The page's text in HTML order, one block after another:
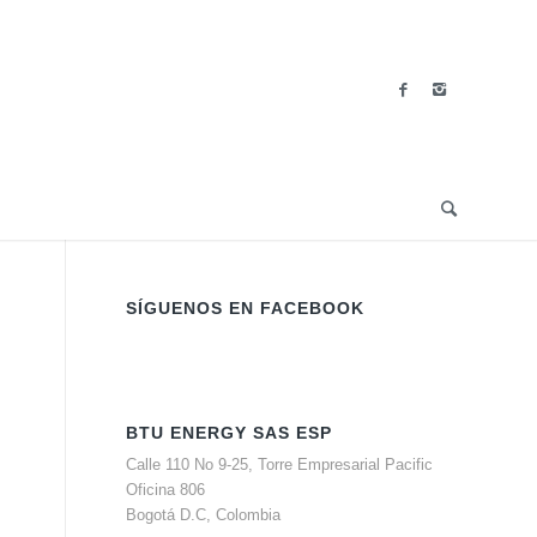
SÍGUENOS EN FACEBOOK
BTU ENERGY SAS ESP
Calle 110 No 9-25, Torre Empresarial Pacific
Oficina 806
Bogotá D.C, Colombia